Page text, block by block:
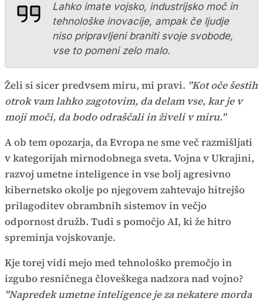
Lahko imate vojsko, industrijsko moč in
tehnološke inovacije, ampak če ljudje
niso pripravljeni braniti svoje svobode,
vse to pomeni zelo malo.
Želi si sicer predvsem miru, mi pravi. "Kot oče šestih
otrok vam lahko zagotovim, da delam vse, kar je v
moji moči, da bodo odraščali in živeli v miru."
A ob tem opozarja, da Evropa ne sme več razmišljati
v kategorijah mirnodobnega sveta. Vojna v Ukrajini,
razvoj umetne inteligence in vse bolj agresivno
kibernetsko okolje po njegovem zahtevajo hitrejšo
prilagoditev obrambnih sistemov in večjo
odpornost družb. Tudi s pomočjo AI, ki že hitro
spreminja vojskovanje.
Kje torej vidi mejo med tehnološko premočjo in
izgubo resničnega človeškega nadzora nad vojno?
"Napredek umetne inteligence je za nekatere morda